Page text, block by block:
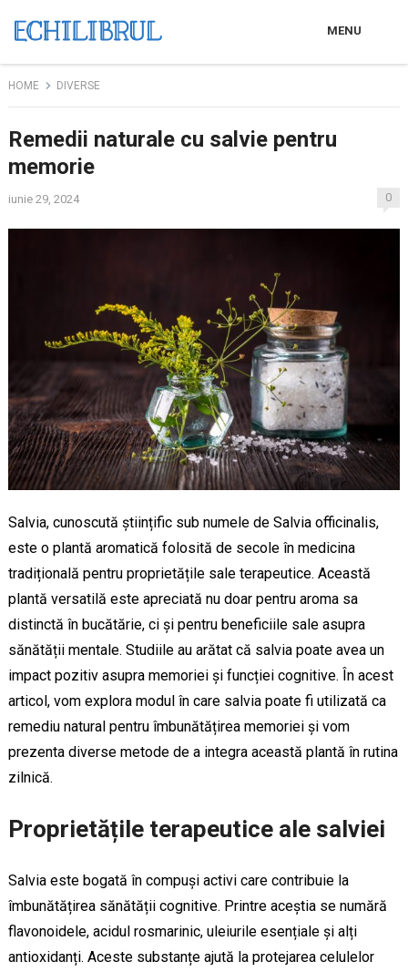
MENU
HOME DIVERSE
Remedii naturale cu salvie pentru
memorie
iunie 29, 2024 0
Salvia, cunoscută științific sub numele de Salvia officinalis,
este o plantă aromatică folosită de secole în medicina
tradițională pentru proprietățile sale terapeutice. Această
plantă versatilă este apreciată nu doar pentru aroma sa
distinctă în bucătărie, ci și pentru beneficiile sale asupra
sănătății mentale. Studiile au arătat că salvia poate avea un
impact pozitiv asupra memoriei și funcției cognitive. În acest
articol, vom explora modul în care salvia poate fi utilizată ca
remediu natural pentru îmbunătățirea memoriei și vom
prezenta diverse metode de a integra această plantă în rutina
zilnică.
Proprietățile terapeutice ale salviei
Salvia este bogată în compuși activi care contribuie la
îmbunătățirea sănătății cognitive. Printre aceștia se numără
flavonoidele, acidul rosmarinic, uleiurile esențiale și alți
antioxidanți. Aceste substanțe ajută la protejarea celulelor